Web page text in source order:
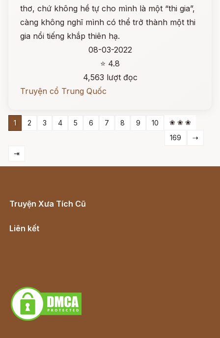
thơ, chứ không hề tự cho mình là một “thi gia”,
càng không nghĩ mình có thể trở thành một thi
gia nổi tiếng khắp thiên hạ.
08-03-2022
⭐ 4.8
4,563 lượt đọc
Truyện cổ Trung Quốc
1 2 3 4 5 6 7 8 9 10
❀ ❀ ❀
169
⇢
⇥
Truyện Xưa Tích Cũ
Liên kết